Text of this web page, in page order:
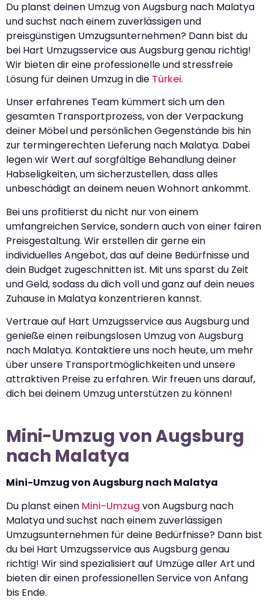
Du planst deinen Umzug von Augsburg nach Malatya
und suchst nach einem zuverlässigen und
preisgünstigen Umzugsunternehmen? Dann bist du
bei Hart Umzugsservice aus Augsburg genau richtig!
Wir bieten dir eine professionelle und stressfreie
Lösung für deinen Umzug in die Türkei.
Unser erfahrenes Team kümmert sich um den
gesamten Transportprozess, von der Verpackung
deiner Möbel und persönlichen Gegenstände bis hin
zur termingerechten Lieferung nach Malatya. Dabei
legen wir Wert auf sorgfältige Behandlung deiner
Habseligkeiten, um sicherzustellen, dass alles
unbeschädigt an deinem neuen Wohnort ankommt.
Bei uns profitierst du nicht nur von einem
umfangreichen Service, sondern auch von einer fairen
Preisgestaltung. Wir erstellen dir gerne ein
individuelles Angebot, das auf deine Bedürfnisse und
dein Budget zugeschnitten ist. Mit uns sparst du Zeit
und Geld, sodass du dich voll und ganz auf dein neues
Zuhause in Malatya konzentrieren kannst.
Vertraue auf Hart Umzugsservice aus Augsburg und
genieße einen reibungslosen Umzug von Augsburg
nach Malatya. Kontaktiere uns noch heute, um mehr
über unsere Transportmöglichkeiten und unsere
attraktiven Preise zu erfahren. Wir freuen uns darauf,
dich bei deinem Umzug unterstützen zu können!
Mini-Umzug von Augsburg
nach Malatya
Mini-Umzug von Augsburg nach Malatya
Du planst einen Mini-Umzug von Augsburg nach
Malatya und suchst nach einem zuverlässigen
Umzugsunternehmen für deine Bedürfnisse? Dann bist
du bei Hart Umzugsservice aus Augsburg genau
richtig! Wir sind spezialisiert auf Umzüge aller Art und
bieten dir einen professionellen Service von Anfang
bis Ende.